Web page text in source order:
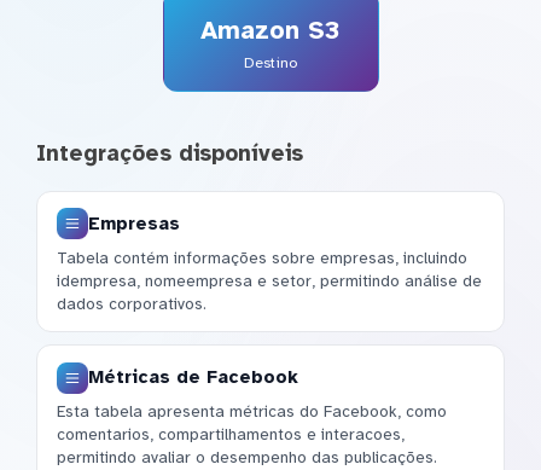
Amazon S3
Destino
Integrações disponíveis
Empresas
Tabela contém informações sobre empresas, incluindo
idempresa, nomeempresa e setor, permitindo análise de
dados corporativos.
Métricas de Facebook
Esta tabela apresenta métricas do Facebook, como
comentarios, compartilhamentos e interacoes,
permitindo avaliar o desempenho das publicações.